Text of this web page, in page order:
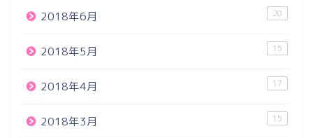
2018年6月 20
2018年5月 15
2018年4月 17
2018年3月 15